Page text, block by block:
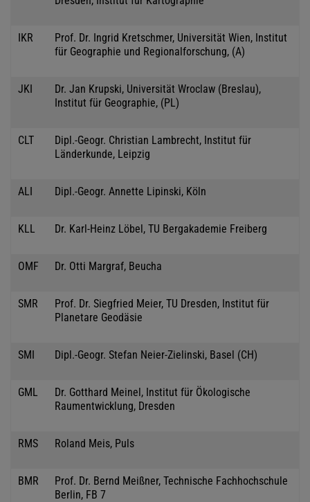
IKR
Prof. Dr. Ingrid Kretschmer, Universität Wien, Institut
für Geographie und Regionalforschung, (A)
JKI
Dr. Jan Krupski, Universität Wroclaw (Breslau),
Institut für Geographie, (PL)
CLT
Dipl.-Geogr. Christian Lambrecht, Institut für
Länderkunde, Leipzig
ALI Dipl.-Geogr. Annette Lipinski, Köln
KLL Dr. Karl-Heinz Löbel, TU Bergakademie Freiberg
OMF Dr. Otti Margraf, Beucha
SMR
Prof. Dr. Siegfried Meier, TU Dresden, Institut für
Planetare Geodäsie
SMI Dipl.-Geogr. Stefan Neier-Zielinski, Basel (CH)
GML
Dr. Gotthard Meinel, Institut für Ökologische
Raumentwicklung, Dresden
RMS Roland Meis, Puls
BMR
Prof. Dr. Bernd Meißner, Technische Fachhochschule
Berlin, FB 7